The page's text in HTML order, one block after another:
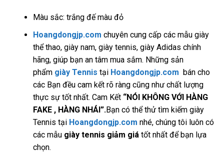
Màu sắc: trắng đế màu đỏ
Hoangdongjp.com chuyên cung cấp các mẫu giày
thể thao, giày nam, giày tennis, giày Adidas chính
hãng, giúp bạn an tâm mua sắm. Những sản
phẩm giày Tennis tại Hoangdongjp.com bán cho
các Bạn đều cam kết rõ ràng cũng như chất lượng
thực sự tốt nhất. Cam Kết “NÓI KHÔNG VỚI HÀNG
FAKE , HÀNG NHÁI”.Bạn có thể thử tìm kiếm giày
Tennis tại Hoangdongjp.com nhé, chúng tôi luôn có
các mẫu giày tennis giảm giá tốt nhất để bạn lựa
chọn.